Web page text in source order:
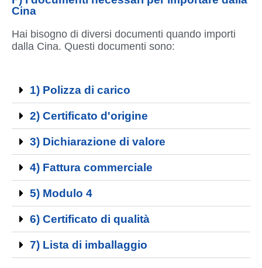
Cina
Hai bisogno di diversi documenti quando importi
dalla Cina. Questi documenti sono:
1) Polizza di carico
2) Certificato d'origine
3) Dichiarazione di valore
4) Fattura commerciale
5) Modulo 4
6) Certificato di qualità
7) Lista di imballaggio